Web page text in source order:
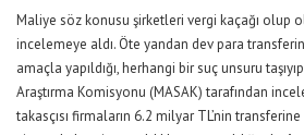
Maliye söz konusu şirketleri vergi kaçağı olup
incelemeye aldı. Öte yandan dev para
amaçla yapıldığı, herhangi bir suç unsuru
Araştırma Komisyonu (MASAK) tarafından
takasçısı firmaların 6.2 milyar TL’nin